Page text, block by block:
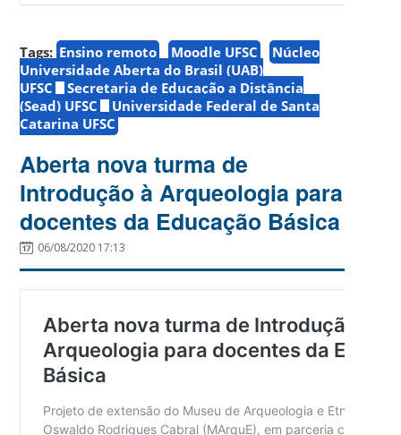
Tags: Ensino remoto Moodle UFSC
Núcleo
Universidade Aberta do Brasil (UAB)
UFSC
Secretaria de Educação a Distância
(Sead) UFSC
Universidade Federal de Santa
Catarina UFSC
Aberta nova turma de
Introdução à Arqueologia para
docentes da Educação Básica
06/08/2020 17:13